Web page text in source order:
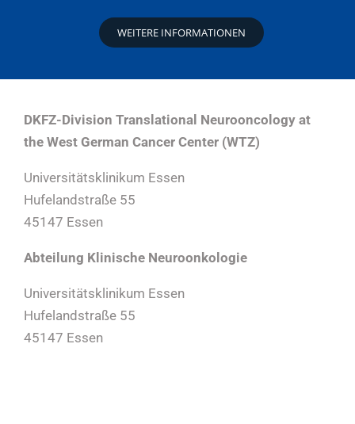
WEITERE INFORMATIONEN
DKFZ-Division Translational Neurooncology at
the West German Cancer Center (WTZ)
Universitätsklinikum Essen
Hufelandstraße 55
45147 Essen
Abteilung Klinische Neuroonkologie
Universitätsklinikum Essen
Hufelandstraße 55
45147 Essen